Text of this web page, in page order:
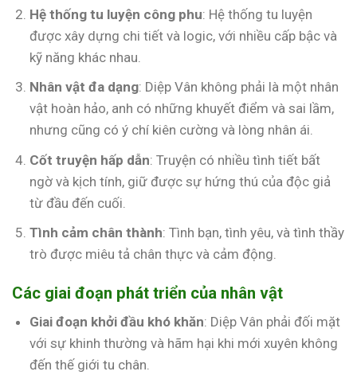
Hệ thống tu luyện công phu: Hệ thống tu luyện
được xây dựng chi tiết và logic, với nhiều cấp bậc và
kỹ năng khác nhau.
Nhân vật đa dạng: Diệp Vân không phải là một nhân
vật hoàn hảo, anh có những khuyết điểm và sai lầm,
nhưng cũng có ý chí kiên cường và lòng nhân ái.
Cốt truyện hấp dẫn: Truyện có nhiều tình tiết bất
ngờ và kịch tính, giữ được sự hứng thú của độc giả
từ đầu đến cuối.
Tình cảm chân thành: Tình bạn, tình yêu, và tình thầy
trò được miêu tả chân thực và cảm động.
Các giai đoạn phát triển của nhân vật
Giai đoạn khởi đầu khó khăn: Diệp Vân phải đối mặt
với sự khinh thường và hãm hại khi mới xuyên không
đến thế giới tu chân.